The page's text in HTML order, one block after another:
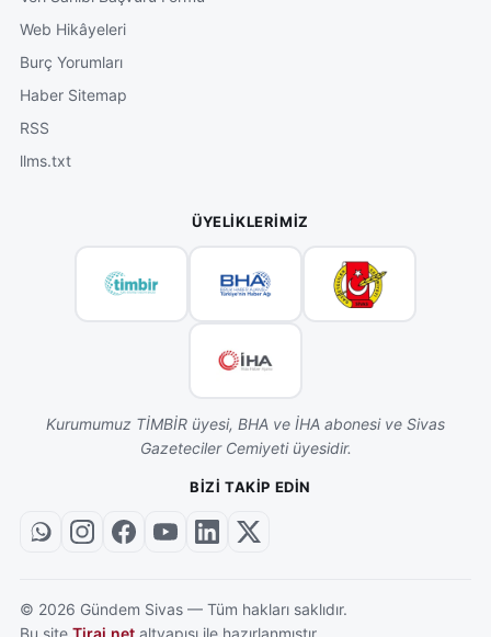
Web Hikâyeleri
Burç Yorumları
Haber Sitemap
RSS
llms.txt
ÜYELIKLERIMIZ
Kurumumuz TİMBİR üyesi, BHA ve İHA abonesi ve Sivas
Gazeteciler Cemiyeti üyesidir.
BIZI TAKIP EDIN
© 2026 Gündem Sivas — Tüm hakları saklıdır.
Bu site Tiraj.net altyapısı ile hazırlanmıştır.